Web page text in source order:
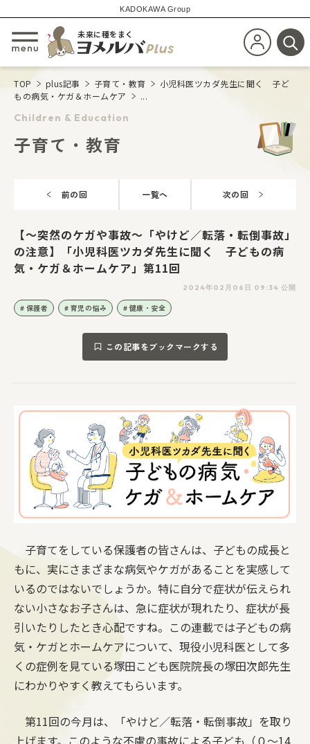
KADOKAWA Group
メニューを開閉する
未来に種をまく
新規会員登
検
TOP plus記事 子育て・教育
小児科医ツカダ先生に聞く 子ど
もの病気・ケガ＆ホームケア
...
Children & Education
子育て・教育
前の回 一覧へ 次の回
【～突然のケガや事故〜「やけど／転落・転倒事故」
の注意】「小児科医ツカダ先生に聞く 子どもの病
気・ケガ＆ホームケア」第11回
2024年02月06日 09:34 公開
保護者 育児の悩み 健康・安全
この記事をブックマークする
子育てをしている保護者の皆さんは、子どもの成長と
もに、実にさまざまな病気やケガがあることを実感して
いるのではないでしょうか。特に自分で症状が伝えられ
ない小さなお子さんは、急に症状が現れたり、症状が長
引いたりしたとき心配ですね。この連載では子どもの病
気・ケガとホームケアについて、現役小児科医として多
くの症例を見ている塚田こども医院院長の塚田次郎先生
にわかりやすく教えてもらいます。
第11回の今月は、「やけど／転落・転倒事故」を取り